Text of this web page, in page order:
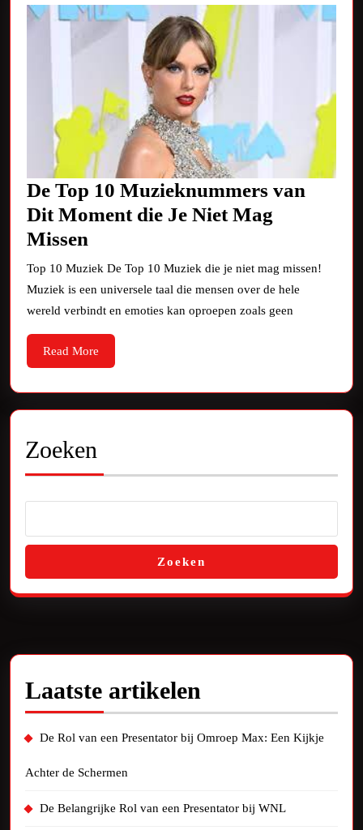
De Top 10 Muzieknummers van
Dit Moment die Je Niet Mag
Missen
Top
10
Muzieknummers
van
Dit
die
Niet
Mag
Missen
Top 10 Muziek De Top 10 Muziek die je niet mag missen!
Muziek is een universele taal die mensen over de hele
wereld verbindt en emoties kan oproepen zoals geen
Read More
More
Zoeken
Zoeken
Laatste artikelen
De Rol van een Presentator bij Omroep Max: Een Kijkje
Achter de Schermen
De Belangrijke Rol van een Presentator bij WNL